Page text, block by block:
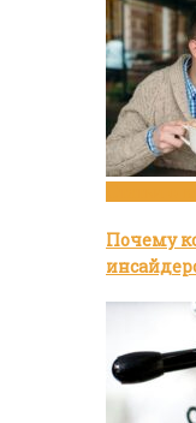
Почему